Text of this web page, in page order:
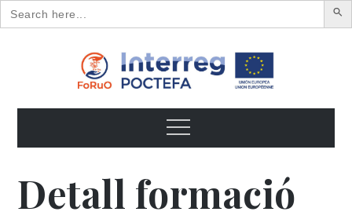
Search
for:
FoRuO
frutos
Menu
Detall formació